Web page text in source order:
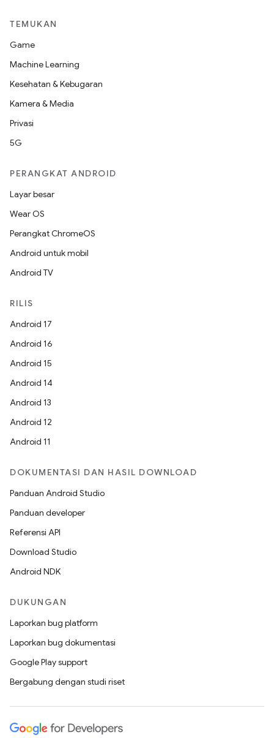
TEMUKAN
Game
Machine Learning
Kesehatan & Kebugaran
Kamera & Media
Privasi
5G
PERANGKAT ANDROID
Layar besar
Wear OS
Perangkat ChromeOS
Android untuk mobil
Android TV
RILIS
Android 17
Android 16
Android 15
Android 14
Android 13
Android 12
Android 11
DOKUMENTASI DAN HASIL DOWNLOAD
Panduan Android Studio
Panduan developer
Referensi API
Download Studio
Android NDK
DUKUNGAN
Laporkan bug platform
Laporkan bug dokumentasi
Google Play support
Bergabung dengan studi riset